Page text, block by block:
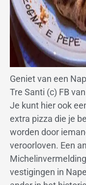
Geniet van een
Tre Santi (c) FB van
Je kunt hier ook
extra pizza die je
worden door
veroorloven. Een
vestigingen in